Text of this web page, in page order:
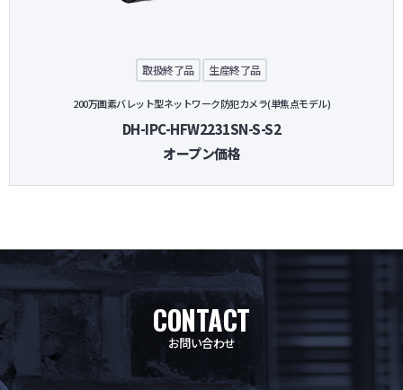
取扱終了品 生産終了品
200万画素バレット型ネットワーク防犯カメラ(単焦点モデル)
DH-IPC-HFW2231SN-S-S2
オープン価格
CONTACT
お問い合わせ